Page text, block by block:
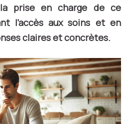
prise en charge de ce
l’accès aux soins et en
claires et concrètes.